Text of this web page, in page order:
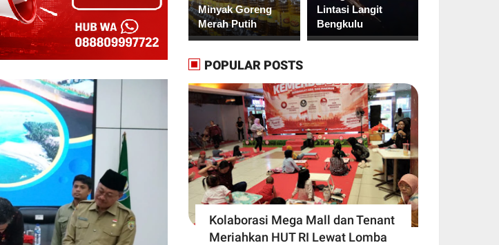
Minyak Goreng
Merah Putih
Lintasi Langit
Bengkulu
POPULAR POSTS
Kolaborasi Mega Mall dan Tenant
Meriahkan HUT RI Lewat Lomba